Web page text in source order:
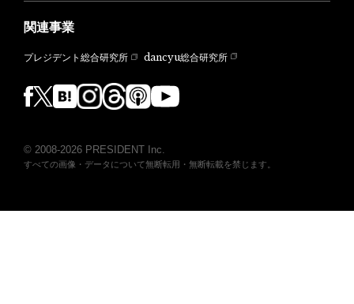
関連事業
プレジデント総合研究所 dancyu総合研究所
© 2008-2026 PRESIDENT Inc.
すべての画像・データについて無断転用・無断転載を禁じます。